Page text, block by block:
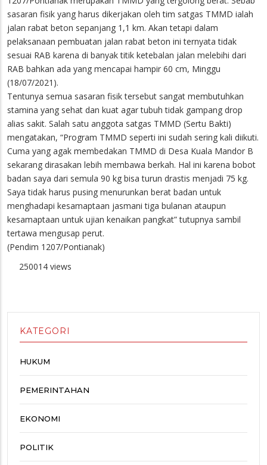
sasaran fisik yang harus dikerjakan oleh tim satgas TMMD ialah
jalan rabat beton sepanjang 1,1 km. Akan tetapi dalam
pelaksanaan pembuatan jalan rabat beton ini ternyata tidak
sesuai RAB karena di banyak titik ketebalan jalan melebihi dari
RAB bahkan ada yang mencapai hampir 60 cm, Minggu
(18/07/2021).
Tentunya semua sasaran fisik tersebut sangat membutuhkan
stamina yang sehat dan kuat agar tubuh tidak gampang drop
alias sakit. Salah satu anggota satgas TMMD (Sertu Bakti)
mengatakan, “Program TMMD seperti ini sudah sering kali diikuti.
Cuma yang agak membedakan TMMD di Desa Kuala Mandor B
sekarang dirasakan lebih membawa berkah. Hal ini karena bobot
badan saya dari semula 90 kg bisa turun drastis menjadi 75 kg.
Saya tidak harus pusing menurunkan berat badan untuk
menghadapi kesamaptaan jasmani tiga bulanan ataupun
kesamaptaan untuk ujian kenaikan pangkat” tutupnya sambil
tertawa mengusap perut.
(Pendim 1207/Pontianak)
250014 views
KATEGORI
HUKUM
PEMERINTAHAN
EKONOMI
POLITIK